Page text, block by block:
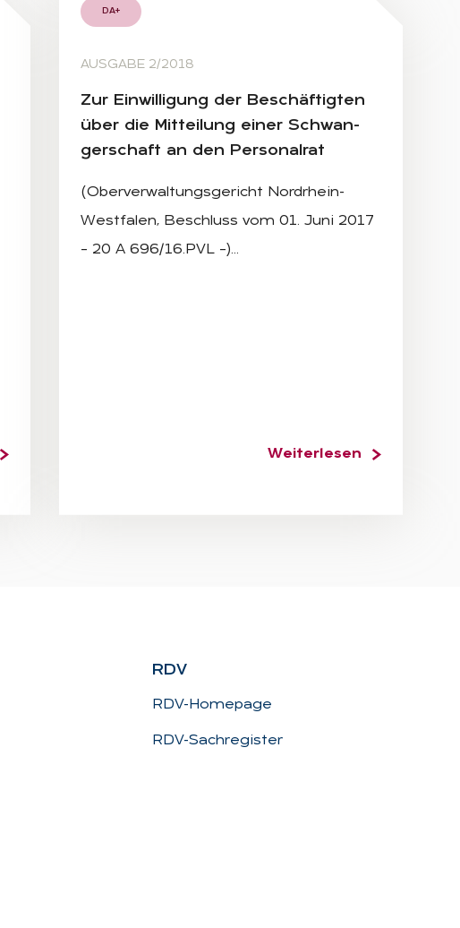
DA+
AUSGABE 2/2018
Zur Ein­wil­li­gung der Be­schäf­tig­ten
über die Mit­tei­lung ei­ner Schwan­
ger­schaft an den Per­so­nal­rat
(Oberverwaltungsgericht Nordrhein-
Westfalen, Beschluss vom 01. Juni 2017
– 20 A 696/16.PVL –)…
Weiterlesen
RDV
RDV-Homepage
RDV-Sachregister